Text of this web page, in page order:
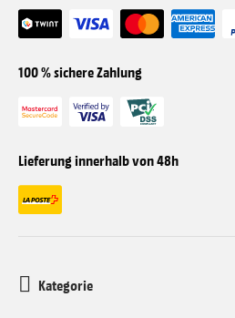
100 % sichere Zahlung
Lieferung innerhalb von 48h
Kategorie